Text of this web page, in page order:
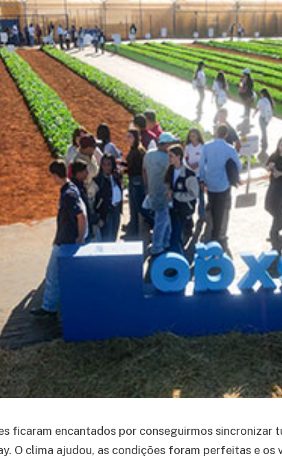
ficaram encantados por conseguirmos sincronizar
O clima ajudou, as condições foram perfeitas e os